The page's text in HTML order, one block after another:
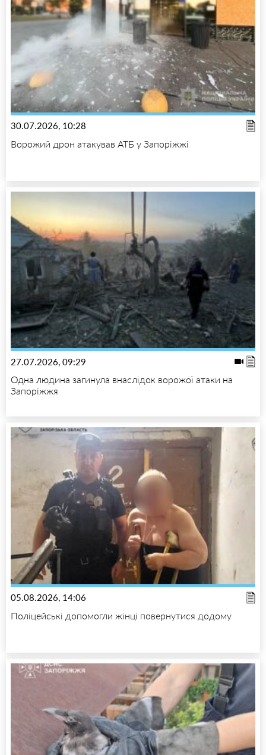
30.07.2026, 10:28
Ворожий дрон атакував АТБ у Запоріжжі
27.07.2026, 09:29
Одна людина загинула внаслідок ворожої атаки на
Запоріжжя
05.08.2026, 14:06
Поліцейські допомогли жінці повернутися додому